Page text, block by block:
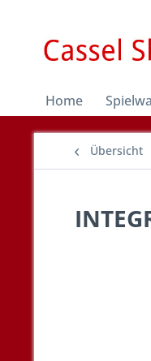
Home
Übersicht